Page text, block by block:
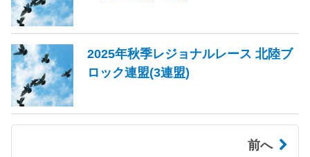
2025年秋季レジョナルレース 北陸ブ
ロック連盟(3連盟)
前へ